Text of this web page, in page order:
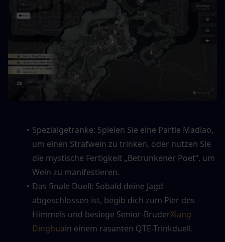
Spezialgetränke: Spielen Sie eine Partie Madiao,
um einen Strafwein zu trinken, oder nutzen Sie
die mystische Fertigkeit „Betrunkener Poet“, um
Wein zu manifestieren.
Das finale Duell: Sobald deine Jagd
abgeschlossen ist, begib dich zum Pier des
Himmels und besiege Senior-BruderXiang
Dinghuain einem rasanten QTE-Trinkduell.